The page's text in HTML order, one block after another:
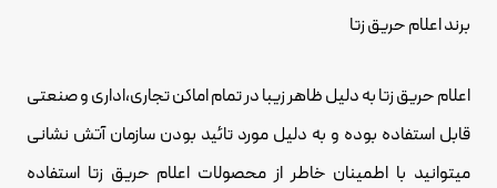
برند اعلام حریق زتا
اعلام حریق زتا به دلیل ظاهر زیبا در تمام اماکن تجاری،اداری و صنعتی
قابل استفاده بوده و به دلیل مورد تائید بودن سازمان آتش نشانی
میتوانید با اطمینان خاطر از محصولات اعلام حریق زتا استفاده